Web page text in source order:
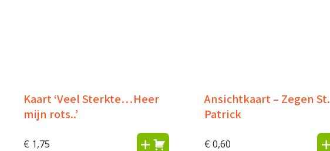
Kaart ‘Veel Sterkte…Heer
mijn rots..’
€ 1,75
Ansichtkaart – Zegen St.
Patrick
€ 0,60